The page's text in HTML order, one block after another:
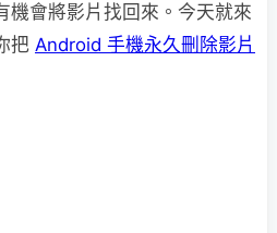
機會將影片找回來。今天就來
把 Android 手機永久刪除影片